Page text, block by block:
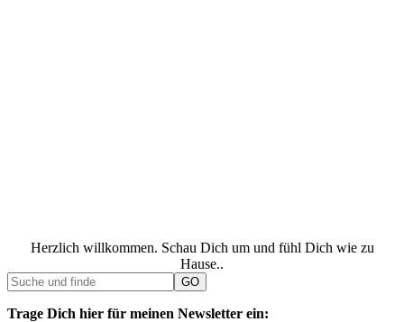
Herzlich willkommen. Schau Dich um und fühl Dich wie zu
Hause..
Trage Dich hier für meinen Newsletter ein: